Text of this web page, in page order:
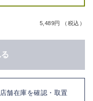
5,489円 （税込）
店舗在庫を確認・取置